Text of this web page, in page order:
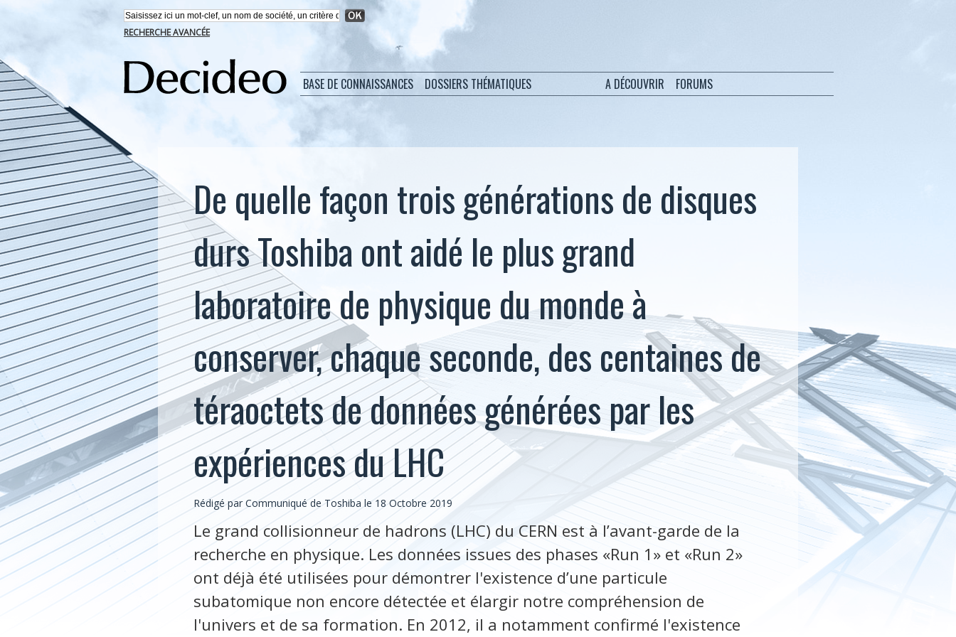
RECHERCHE AVANCÉE
BASE DE CONNAISSANCES DOSSIERS THÉMATIQUES A DÉCOUVRIR FORUMS
De quelle façon trois générations de disques
durs Toshiba ont aidé le plus grand
laboratoire de physique du monde à
conserver, chaque seconde, des centaines de
téraoctets de données générées par les
expériences du LHC
Rédigé par Communiqué de Toshiba le 18 Octobre 2019
Le grand collisionneur de hadrons (LHC) du CERN est à l’avant-garde de la
recherche en physique. Les données issues des phases «Run 1» et «Run 2»
ont déjà été utilisées pour démontrer l'existence d’une particule
subatomique non encore détectée et élargir notre compréhension de
l'univers et de sa formation. En 2012, il a notamment confirmé l'existence